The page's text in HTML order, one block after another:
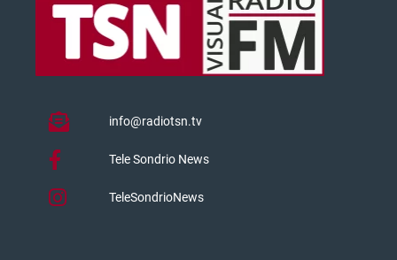
info@radiotsn.tv
Tele Sondrio News
TeleSondrioNews